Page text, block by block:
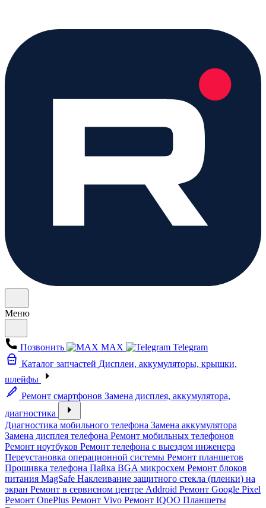
Меню
Позвонить MAX
Telegram
Каталог запчастей Дисплеи, аккумуляторы, крышки,
шлейфы
Ремонт смартфонов Замена дисплея, аккумулятора,
диагностика
Диагностика мобильного телефона Замена аккумулятора
Замена дисплея телефона Ремонт мобильных телефонов
Ремонт ноутбуков Ремонт телефона с выездом инженера
Переустановка операционной системы Ремонт планшетов
Прошивка телефона Пайка BGA микросхем Ремонт блоков
питания MagSafe Наклеивание защитного стекла (пленки) на
экран Ремонт в сервисном центре Addroid Ремонт Google Pixel
Ремонт OnePlus Ремонт Vivo Ремонт IQOO Планшеты